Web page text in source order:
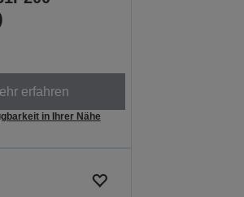
erfahren
in Ihrer Nähe